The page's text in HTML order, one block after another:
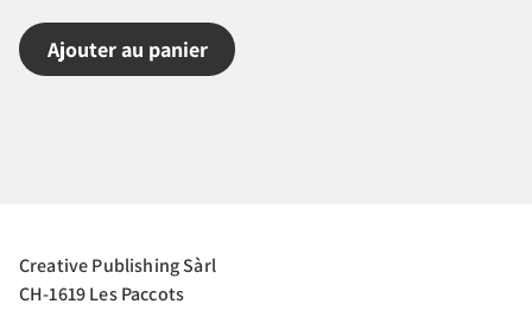
Ajouter au panier
Creative Publishing Sàrl
CH-1619 Les Paccots